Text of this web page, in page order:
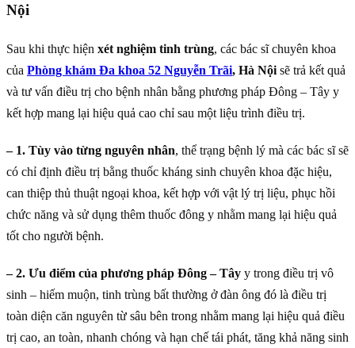
Nội
Sau khi thực hiện xét nghiệm tinh trùng, các bác sĩ chuyên khoa
của Phòng khám Đa khoa 52 Nguyễn Trãi, Hà Nội sẽ trả kết quả
và tư vấn điều trị cho bệnh nhân bằng phương pháp Đông – Tây y
kết hợp mang lại hiệu quả cao chỉ sau một liệu trình điều trị.
– 1. Tùy vào từng nguyên nhân, thể trạng bệnh lý mà các bác sĩ sẽ
có chỉ định điều trị bằng thuốc kháng sinh chuyên khoa đặc hiệu,
can thiệp thủ thuật ngoại khoa, kết hợp với vật lý trị liệu, phục hồi
chức năng và sử dụng thêm thuốc đông y nhằm mang lại hiệu quả
tốt cho người bệnh.
– 2. Ưu điểm của phương pháp Đông – Tây y trong điều trị vô
sinh – hiếm muộn, tinh trùng bất thường ở đàn ông đó là điều trị
toàn diện căn nguyên từ sâu bên trong nhằm mang lại hiệu quả điều
trị cao, an toàn, nhanh chóng và hạn chế tái phát, tăng khả năng sinh